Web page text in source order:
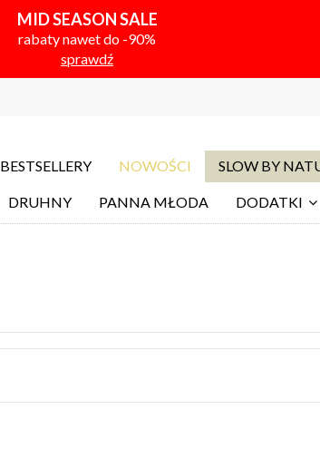
MID SEASON SALE
rabaty nawet do -90%
sprawdź
BESTSELLERY NOWOŚCI SLOW BY
DRUHNY PANNA MŁODA DODATKI